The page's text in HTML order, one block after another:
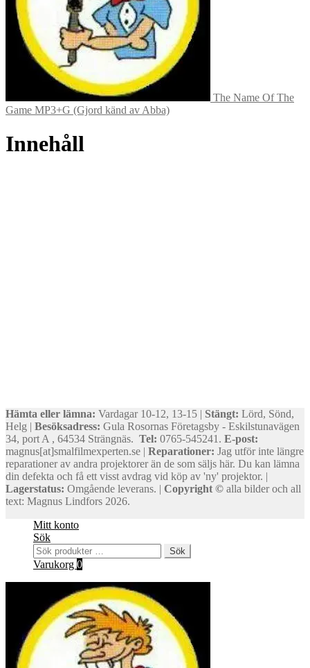
The Name Of The
Game MP3+G (Gjord känd av Abba)
Innehåll
Hämta eller lämna: Vardagar 10-12, 13-15 | Stängt: Lörd, Sönd,
Helg | Besöksadress: Gula Rosornas Företagsby - Eskilstunavägen
34, port A , 64534 Strängnäs. Tel: 0765-545241. E-post:
magnus[at]smalfilmexperten.se | Reparationer: Jag utför inte längre
reparationer av andra projektorer än de som säljs här. Du kan lämna
din defekta och få ett visst avdrag vid köp av 'ny' projektor. |
Lagerstatus: Omgående leverans. | Copyright © alla bilder och all
text: Magnus Lindfors 2026.
Mitt konto
Sök
Sök
efter:
Sök
Varukorg 0